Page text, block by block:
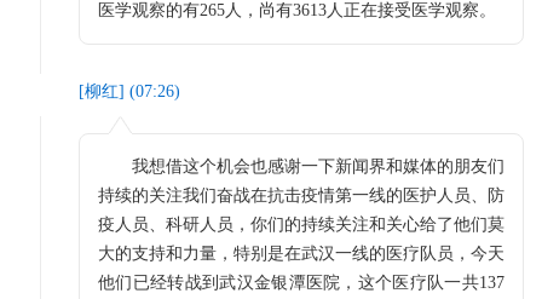
医学观察的有265人，尚有3613人正在接受医学观察。
[柳红] (07:26)
我想借这个机会也感谢一下新闻界和媒体的朋友们
持续的关注我们奋战在抗击疫情第一线的医护人员、防
疫人员、科研人员，你们的持续关注和关心给了他们莫
大的支持和力量，特别是在武汉一线的医疗队员，今天
他们已经转战到武汉金银潭医院，这个医疗队一共137